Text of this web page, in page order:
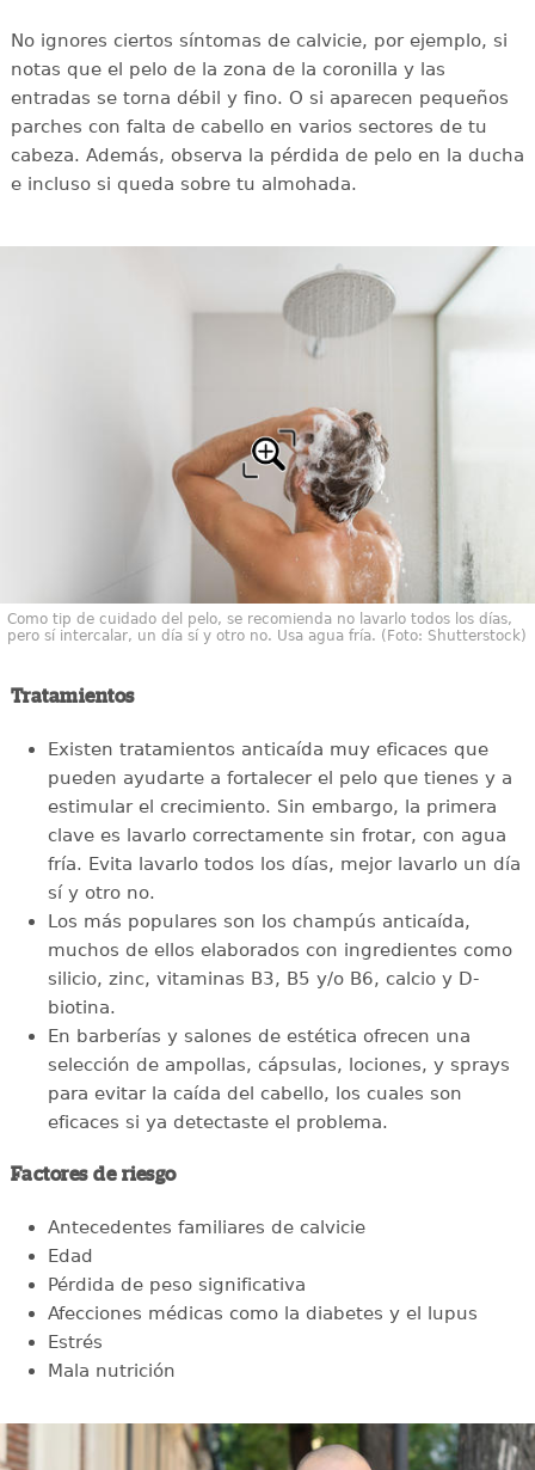
No ignores ciertos síntomas de calvicie, por ejemplo, si
notas que el pelo de la zona de la coronilla y las
entradas se torna débil y fino. O si aparecen pequeños
parches con falta de cabello en varios sectores de tu
cabeza. Además, observa la pérdida de pelo en la ducha
e incluso si queda sobre tu almohada.
Como tip de cuidado del pelo, se recomienda no lavarlo todos los días,
pero sí intercalar, un día sí y otro no. Usa agua fría. (Foto: Shutterstock)
Tratamientos
Existen tratamientos anticaída muy eficaces que
pueden ayudarte a fortalecer el pelo que tienes y a
estimular el crecimiento. Sin embargo, la primera
clave es lavarlo correctamente sin frotar, con agua
fría. Evita lavarlo todos los días, mejor lavarlo un día
sí y otro no.
Los más populares son los champús anticaída,
muchos de ellos elaborados con ingredientes como
silicio, zinc, vitaminas B3, B5 y/o B6, calcio y D-
biotina.
En barberías y salones de estética ofrecen una
selección de ampollas, cápsulas, lociones, y sprays
para evitar la caída del cabello, los cuales son
eficaces si ya detectaste el problema.
Factores de riesgo
Antecedentes familiares de calvicie
Edad
Pérdida de peso significativa
Afecciones médicas como la diabetes y el lupus
Estrés
Mala nutrición